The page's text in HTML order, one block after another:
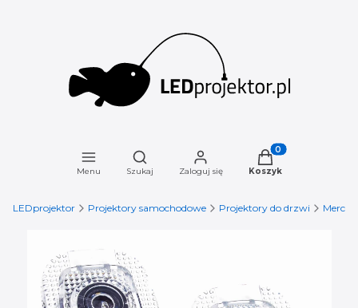
Menu
Otwórz wyszukiwarkę
Szukaj Zaloguj się
Produkty w
Koszyk
LEDprojektor Projektory samochodowe Projektory do drzwi